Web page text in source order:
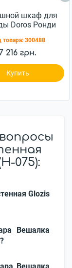
шкаф для
Doros Ронди
82х52х195
товара: 300488
216 грн.
Купить
075):
Glozis
Вешалка